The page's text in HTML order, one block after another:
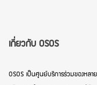
เกี่ยวกับ OSOS
OSOS เป็นศูนย์บริการร่วมของหลา